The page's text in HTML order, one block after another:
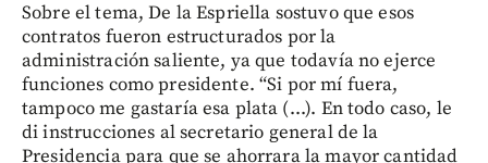
Sobre el tema, De la Espriella sostuvo que esos
contratos fueron estructurados por la
administración saliente, ya que todavía no ejerce
funciones como presidente. “Si por mí fuera,
tampoco me gastaría esa plata (...). En todo caso, le
di instrucciones al secretario general de la
Presidencia para que se ahorrara la mayor cantidad